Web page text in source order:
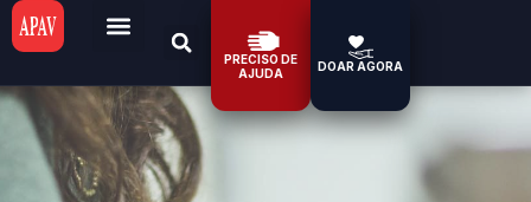
PRECISO DE
AJUDA
DOAR AGORA